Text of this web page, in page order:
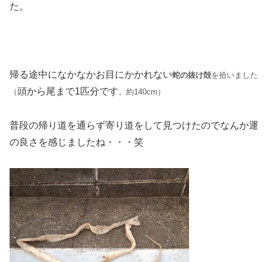
た。
帰る途中になかなかお目にかかれない蛇の抜け殻を拾いました
（頭から尾まで1匹分です 。約140cm）
普段の帰り道を通らず寄り道をして見つけたのでなんか運
の良さを感じましたね・・・笑